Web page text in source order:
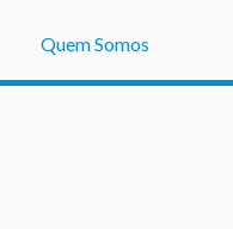
Quem Somos